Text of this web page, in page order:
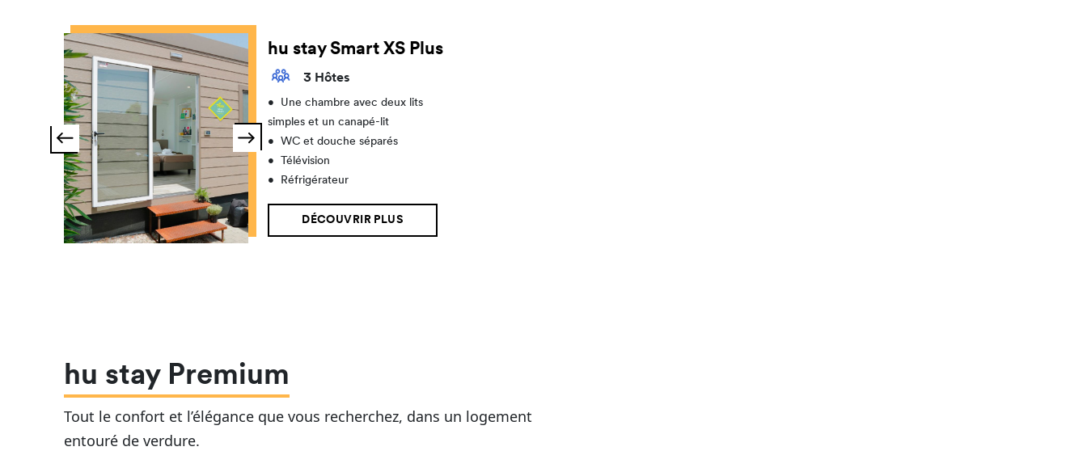
hu stay Smart XS Plus
3 Hôtes
•
Une chambre avec deux lits
simples et un canapé-lit
•
WC et douche séparés
•
Télévision
•
Réfrigérateur
DÉCOUVRIR PLUS
hu stay Premium
Tout le confort et l’élégance que vous recherchez, dans un logement
entouré de verdure.